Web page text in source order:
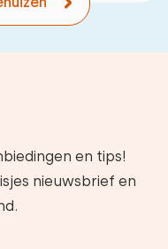
en tips!
nieuwsbrief en